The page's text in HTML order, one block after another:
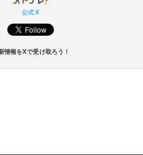
公式 X
情報をXで受け取ろう！